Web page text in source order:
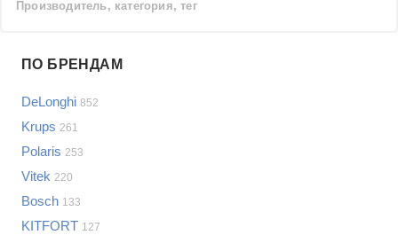
Производитель, категория, тег
Samsung
LG
Sony
Bosch
Asus
Lenovo
Показать еще
ПО БРЕНДАМ
DeLonghi 852
Krups 261
Polaris 253
Vitek 220
Bosch 133
KITFORT 127